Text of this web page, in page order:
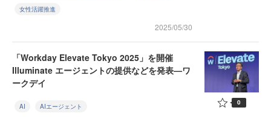
女性活躍推進
2025/05/30
「Workday Elevate Tokyo 2025」を開催
Illuminate エージェントの提供などを発表—ワ
ークデイ
AI AIエージェント 0